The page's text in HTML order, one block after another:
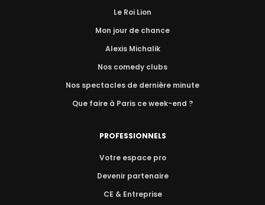
Le Roi Lion
Mon jour de chance
Alexis Michalik
Nos comedy clubs
Nos spectacles de dernière minute
Que faire à Paris ce week-end ?
PROFESSIONNELS
Votre espace pro
Devenir partenaire
CE & Entreprise